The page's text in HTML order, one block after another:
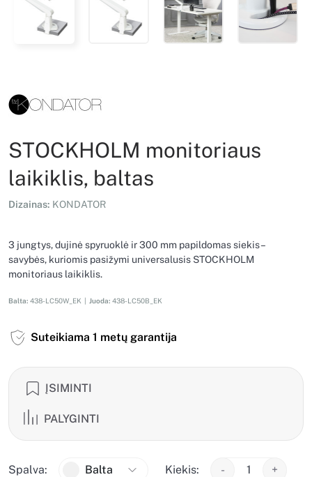
STOCKHOLM monitoriaus
laikiklis, baltas
Dizainas: KONDATOR
3 jungtys, dujinė spyruoklė ir 300 mm papildomas siekis –
savybės, kuriomis pasižymi universalusis STOCKHOLM
monitoriaus laikiklis.
Balta: 438-LC50W_EK | Juoda: 438-LC50B_EK
Suteikiama 1 metų garantija
ĮSIMINTI
PALYGINTI
Spalva: Balta Kiekis: - +